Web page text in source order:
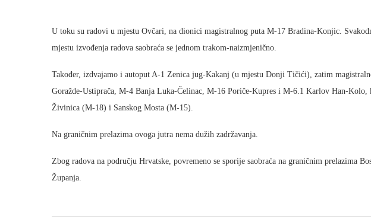
U toku su radovi u mjestu Ovčari, na dionici magistralnog puta M-17 Bradina-Konjic.
mjestu izvođenja radova saobraća se jednom trakom-naizmjenično.
Također, izdvajamo i autoput A-1 Zenica jug-Kakanj (u mjestu Donji Tičići), zatim
Goražde-Ustiprača, M-4 Banja Luka-Čelinac, M-16 Poriče-Kupres i M-6.1 Karlov Han-Kolo,
Živinica (M-18) i Sanskog Mosta (M-15).
Na graničnim prelazima ovoga jutra nema dužih zadržavanja.
Zbog radova na području Hrvatske, povremeno se sporije saobraća na graničnim prelazima
Županja.